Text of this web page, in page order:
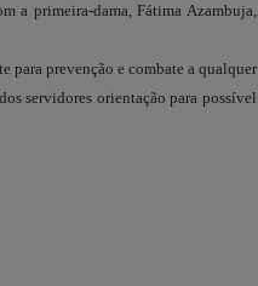
a primeira-dama, Fátima Azambuja,
para prevenção e combate a qualquer
servidores orientação para possível